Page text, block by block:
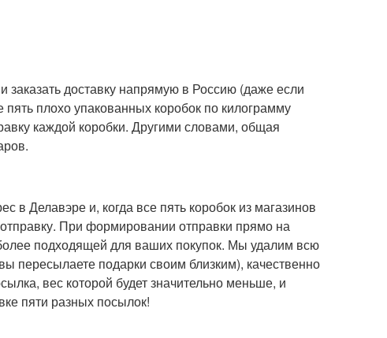
заказать доставку напрямую в Россию (даже если
плохо упакованных коробок по килограмму
каждой коробки. Другими словами, общая
в Делавэре и, когда все пять коробок из магазинов
При формировании отправки прямо на
подходящей для ваших покупок. Мы удалим всю
пересылаете подарки своим близким), качественно
вес которой будет значительно меньше, и
пяти разных посылок!